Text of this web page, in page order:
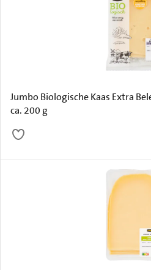
Jumbo Biologische Kaas Extra
ca. 200 g